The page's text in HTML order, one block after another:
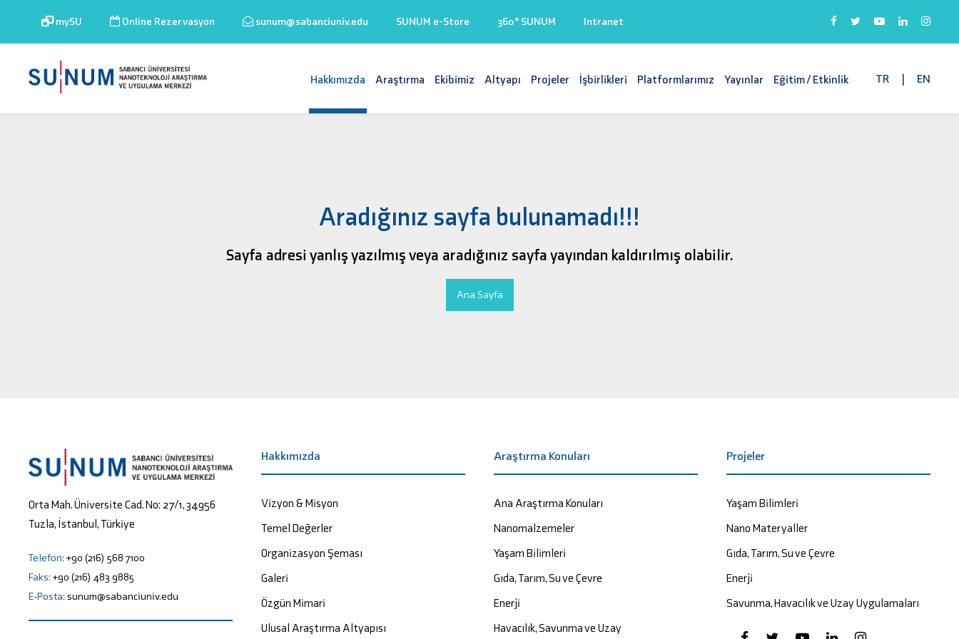
mySU Online Rezervasyon sunum@sabanciuniv.edu SUNUM e-Store 360° SUNUM Intranet
Hakkımızda Araştırma Ekibimiz Altyapı Projeler İşbirlikleri Platformlarımız Yayınlar Eğitim / Etkinlik TR | EN
Aradığınız sayfa bulunamadı!!!
Sayfa adresi yanlış yazılmış veya aradığınız sayfa yayından kaldırılmış olabilir.
Ana Sayfa
Orta Mah. Üniversite Cad. No: 27/1, 34956
Tuzla, İstanbul, Türkiye
Telefon: +90 (216) 568 7100
Faks: +90 (216) 483 9885
E-Posta: sunum@sabanciuniv.edu
Hakkımızda
Vizyon & Misyon
Temel Değerler
Organizasyon Şeması
Galeri
Özgün Mimari
Ulusal Araştırma Altyapısı
Araştırma Konuları
Ana Araştırma Konuları
Nanomalzemeler
Yaşam Bilimleri
Gıda, Tarım, Su ve Çevre
Enerji
Havacılık, Savunma ve Uzay
Projeler
Yaşam Bilimleri
Nano Materyaller
Gıda, Tarım, Su ve Çevre
Enerji
Savunma, Havacılık ve Uzay Uygulamaları